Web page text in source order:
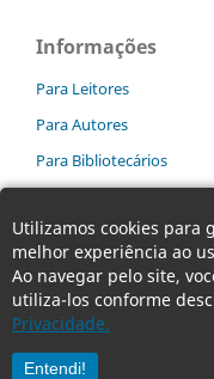
Utilizamos cookies para
melhor experiência ao
Ao navegar pelo site,
utiliza-los conforme
Privacidade.
Entendi!
Informações
Para Leitores
Para Autores
Para Bibliotecários